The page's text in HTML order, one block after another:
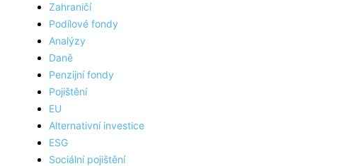
Zahraničí
Podílové fondy
Analýzy
Daně
Penzijní fondy
Pojištění
EU
Alternativní investice
ESG
Sociální pojištění